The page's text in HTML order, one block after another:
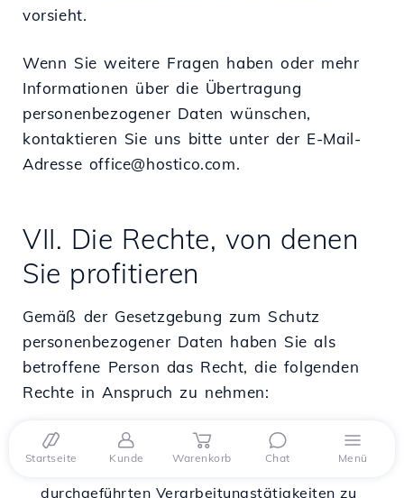
vorsieht.
Wenn Sie weitere Fragen haben oder mehr
Informationen über die Übertragung
personenbezogener Daten wünschen,
kontaktieren Sie uns bitte unter der E-Mail-
Adresse office@hostico.com.
VII. Die Rechte, von denen
Sie profitieren
Gemäß der Gesetzgebung zum Schutz
personenbezogener Daten haben Sie als
betroffene Person das Recht, die folgenden
Rechte in Anspruch zu nehmen:
Das Recht auf Information: das Recht,
durchgeführten Verarbeitungstätigkeiten zu
Startseite Kunde Warenkorb Chat Menü